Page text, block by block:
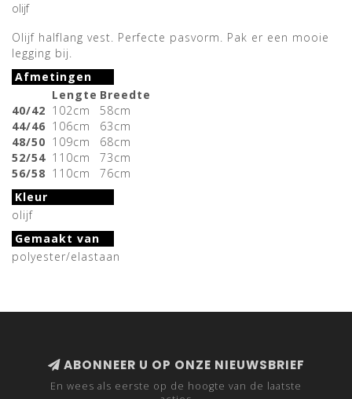
olijf
Olijf halflang vest. Perfecte pasvorm. Pak er een mooie
legging bij.
Afmetingen
Lengte Breedte
40/42 102cm
58cm
44/46 106cm
63cm
48/50 109cm
68cm
52/54 110cm
73cm
56/58 110cm
76cm
Kleur
olijf
Gemaakt van
polyester/elastaan
ABONNEER U OP ONZE NIEUWSBRIEF
En wees als eerste op de hoogte van de laatste